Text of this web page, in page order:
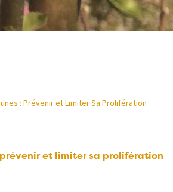
: Prévenir et Limiter Sa Prolifération
et limiter sa prolifération